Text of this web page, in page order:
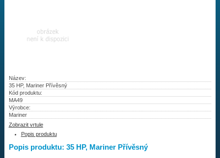
Najít vrtuli
Vrtule
Kontakty
Aktuality
Název:
35 HP, Mariner Přívěsný
Kód produktu:
MA49
Výrobce:
Mariner
Zobrazit vrtule
Popis produktu
Popis produktu: 35 HP, Mariner Přívěsný